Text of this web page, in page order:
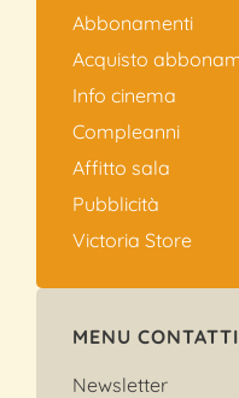
Abbonamenti
Acquisto
Info cinema
Compleanni
Affitto sala
Pubblicità
Victoria Store
MENU
Newsletter